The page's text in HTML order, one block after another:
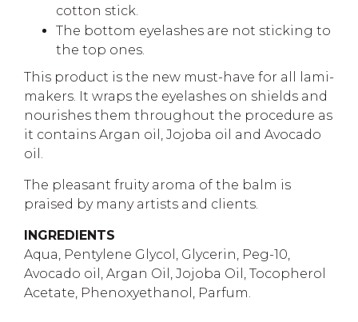
cotton stick.
The bottom eyelashes are not sticking to
the top ones.
This product is the new must-have for all lami-
makers. It wraps the eyelashes on shields and
nourishes them throughout the procedure as
it contains Argan oil, Jojoba oil and Avocado
oil.
The pleasant fruity aroma of the balm is
praised by many artists and clients.
INGREDIENTS
Aqua, Pentylene Glycol, Glycerin, Peg-10,
Avocado oil, Argan Oil, Jojoba Oil, Tocopherol
Acetate, Phenoxyethanol, Parfum.